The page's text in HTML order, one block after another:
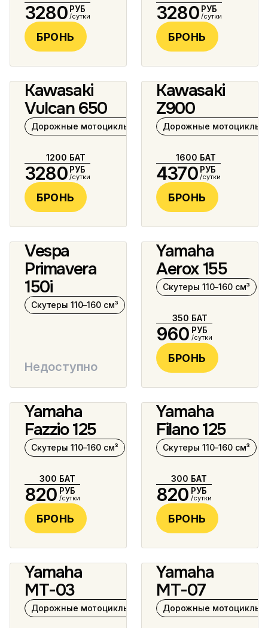
3280 РУБ
/сутки
БРОНЬ
3280 РУБ
/сутки
БРОНЬ
Kawasaki
Vulcan 650
Дорожные мотоциклы 500–1000 см³
1200 БАТ
3280 РУБ
/сутки
БРОНЬ
7 фото
Kawasaki
Z900
Дорожные мотоциклы
1600 БАТ
4370 РУБ
/сутки
БРОНЬ
Vespa
Primavera
150i
Скутеры 110–160 см³
Недоступно
Yamaha
Aerox 155
Скутеры 110–160 см³
350 БАТ
960 РУБ
/сутки
БРОНЬ
8 фото
Yamaha
Fazzio 125
Скутеры 110–160 см³
300 БАТ
820 РУБ
/сутки
БРОНЬ
9 фото
Yamaha
Filano 125
Скутеры 110–160 см³
300 БАТ
820 РУБ
/сутки
БРОНЬ
8 фото
Yamaha
MT-03
Дорожные мотоциклы 125–400 см³
6 фото
Yamaha
MT-07
Дорожные мотоциклы